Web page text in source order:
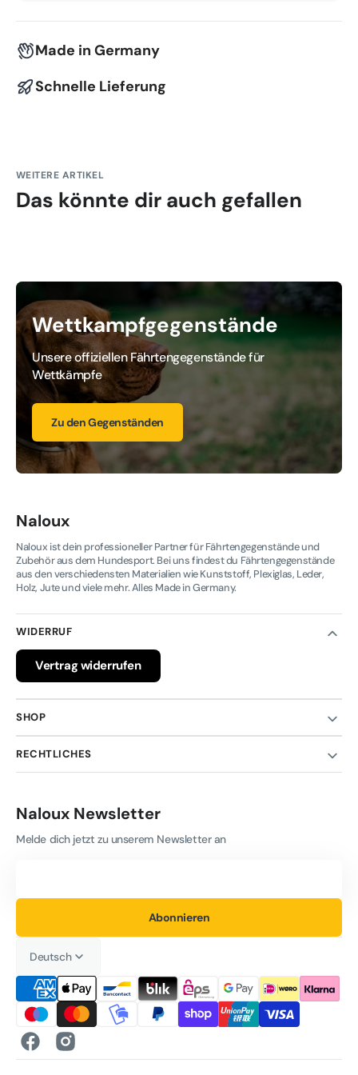
Made in Germany
Schnelle Lieferung
WEITERE ARTIKEL
Das könnte dir auch gefallen
Wettkampfgegenstände
Unsere offiziellen Fährtengegenstände für
Wettkämpfe
Zu den Gegenständen
Naloux
Naloux ist dein professioneller Partner für Fährtengegenstände und
Zubehör aus dem Hundesport. Bei uns findest du Fährtengegenstände
aus den verschiedensten Materialien wie Kunststoff, Plexiglas, Leder,
Holz, Jute und viele mehr. Alles Made in Germany.
WIDERRUF
Vertrag widerrufen
SHOP
RECHTLICHES
Naloux Newsletter
Melde dich jetzt zu unserem Newsletter an
Mail-
Abonnieren
Deutsch
FacebookInstagram